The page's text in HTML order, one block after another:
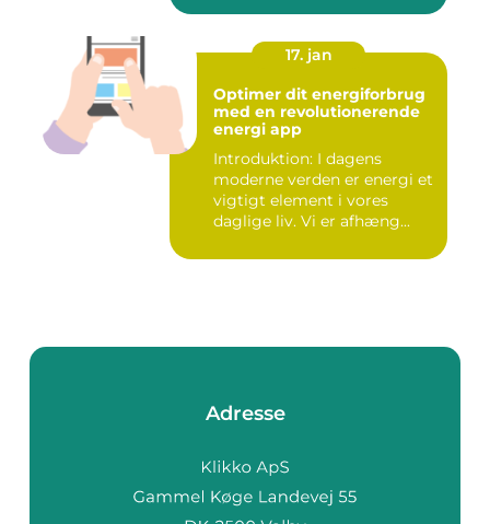
17. jan
Optimer dit energiforbrug
med en revolutionerende
energi app
Introduktion: I dagens
moderne verden er energi et
vigtigt element i vores
daglige liv. Vi er afhæng...
Adresse